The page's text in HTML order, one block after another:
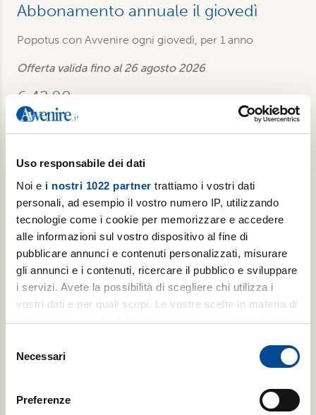
Uso responsabile dei dati
Noi e i nostri 1022 partner trattiamo i vostri dati
personali, ad esempio il vostro numero IP, utilizzando
tecnologie come i cookie per memorizzare e accedere
alle informazioni sul vostro dispositivo al fine di
pubblicare annunci e contenuti personalizzati, misurare
gli annunci e i contenuti, ricercare il pubblico e sviluppare
i servizi. Avete la possibilità di scegliere chi utilizza i
vostri dati e per quali scopi. Le vostre scelte in materia di
privacy sono applicabili solo su questa proprietà digitale
modificare o revocare il proprio consenso in qualsiasi
momento dalla Dichiarazione sui cookie o facendo clic
delNecessari
Preferenze
Abbonamento annuale il giovedì
Popotus con Avvenire ogni giovedì, per 1 anno
Offerta valida fino al 26 agosto 2026
€ 42,00
€ 78,00
Abbonamento scuola il giovedì
nella pausa estiva)
€ 66,00